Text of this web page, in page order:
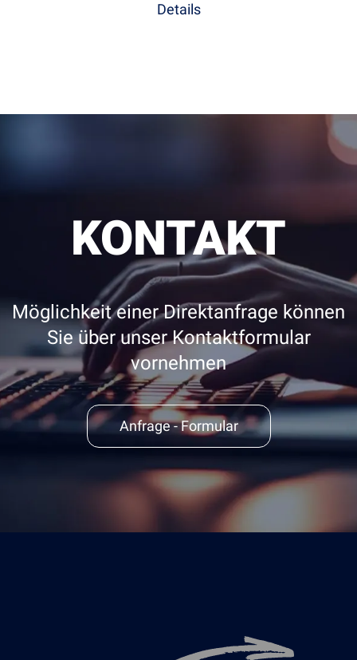
Details
KONTAKT
Möglichkeit einer Direktanfrage können
Sie über unser Kontaktformular
vornehmen
Anfrage - Formular